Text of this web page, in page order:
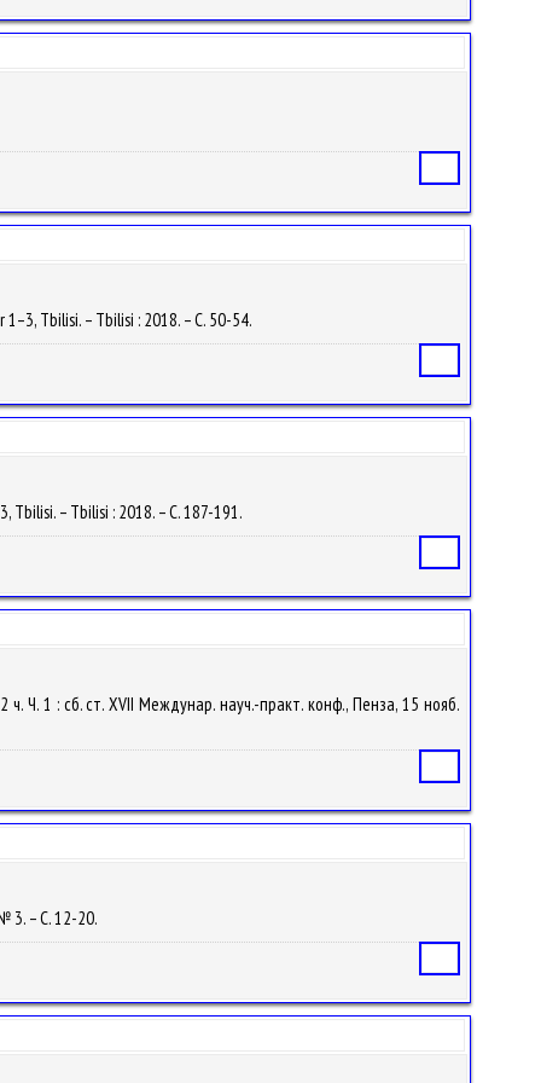
Tbilisi. – Tbilisi : 2018. – С. 50-54.
– Tbilisi : 2018. – С. 187-191.
Ч. 1 : сб. ст. XVII Междунар. науч.-практ. конф., Пенза, 15 нояб.
3. – С. 12-20.